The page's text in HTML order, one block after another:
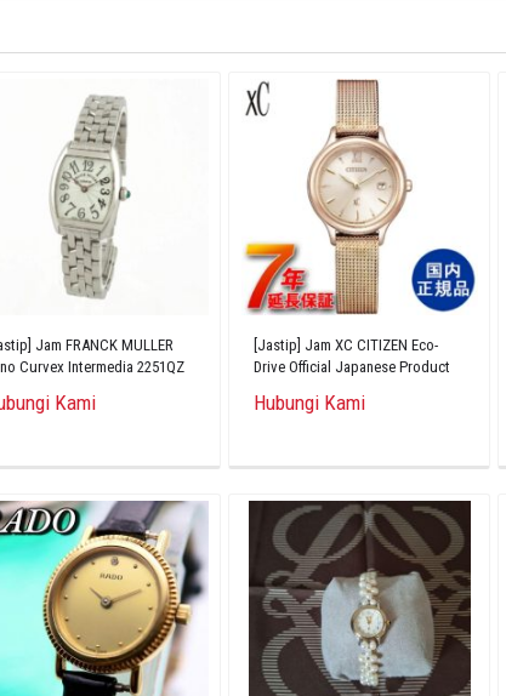
Jam FRANCK MULLER
Curvex Intermedia 2251QZ
Kami
[Jastip] Jam XC CITIZEN Eco-
Drive Official Japanese Product
Hubungi Kami